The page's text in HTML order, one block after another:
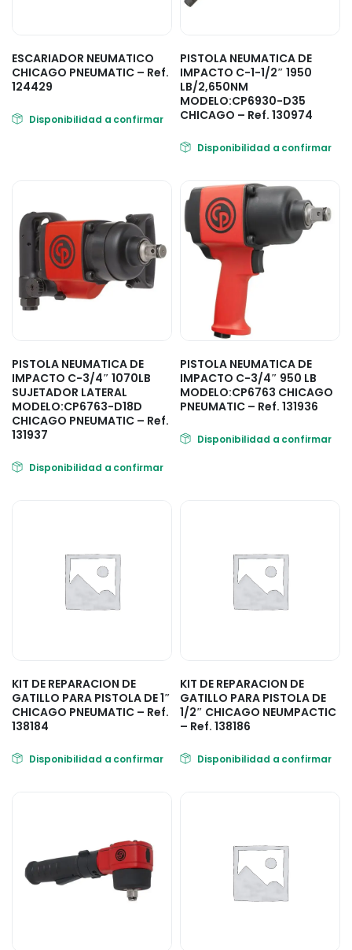
ESCARIADOR NEUMATICO
CHICAGO PNEUMATIC – Ref.
124429
Disponibilidad a confirmar
PISTOLA NEUMATICA DE
IMPACTO C-1-1/2″ 1950
LB/2,650NM
MODELO:CP6930-D35
CHICAGO – Ref. 130974
Disponibilidad a confirmar
PISTOLA NEUMATICA DE
IMPACTO C-3/4″ 1070LB
SUJETADOR LATERAL
MODELO:CP6763-D18D
CHICAGO PNEUMATIC – Ref.
131937
Disponibilidad a confirmar
PISTOLA NEUMATICA DE
IMPACTO C-3/4″ 950 LB
MODELO:CP6763 CHICAGO
PNEUMATIC – Ref. 131936
Disponibilidad a confirmar
KIT DE REPARACION DE
GATILLO PARA PISTOLA DE 1″
CHICAGO PNEUMATIC – Ref.
138184
Disponibilidad a confirmar
KIT DE REPARACION DE
GATILLO PARA PISTOLA DE
1/2″ CHICAGO NEUMPACTIC
– Ref. 138186
Disponibilidad a confirmar